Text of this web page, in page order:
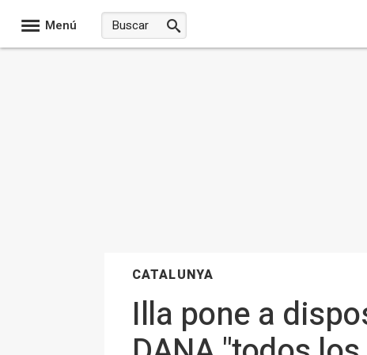
Menú
CATALUNYA
Illa pone a